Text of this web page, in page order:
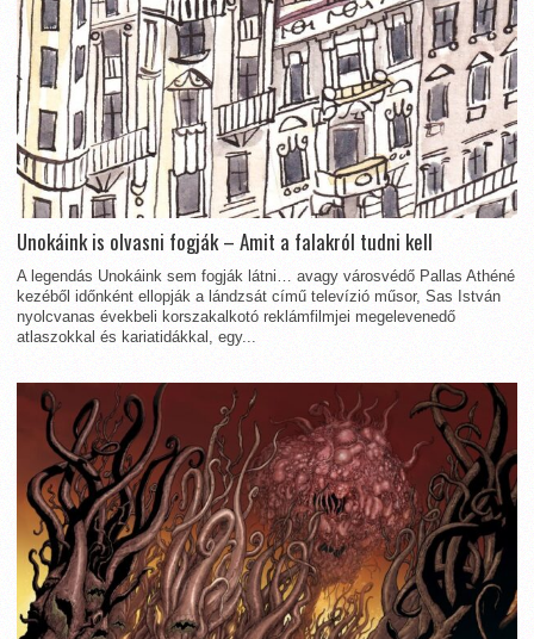
Unokáink is olvasni fogják – Amit a falakról tudni kell
A legendás Unokáink sem fogják látni… avagy városvédő Pallas Athéné
kezéből időnként ellopják a lándzsát című televízió műsor, Sas István
nyolcvanas évekbeli korszakalkotó reklámfilmjei megelevenedő
atlaszokkal és kariatidákkal, egy...